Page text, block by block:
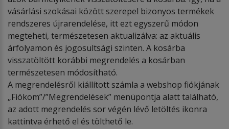
vásárlási szokásai között szerepel bizonyos termékek
rendszeres újrarendelése, itt ezt egyszerű módon
megteheti, természetesen aktualizálva: az aktuális
árfolyamon és jogosultsági szinten. A kosárba
visszatöltött korábbi megrendelés a kosárban
természetesen módosítható.
A megrendelésről kiállított számla a webshop fiókjának
„Fiókom”/”Megrendelések” menüpontja alatt található,
az adott megrendelés sor végén lévő letöltés ikonra
kattintva érhető el és tölthető le.